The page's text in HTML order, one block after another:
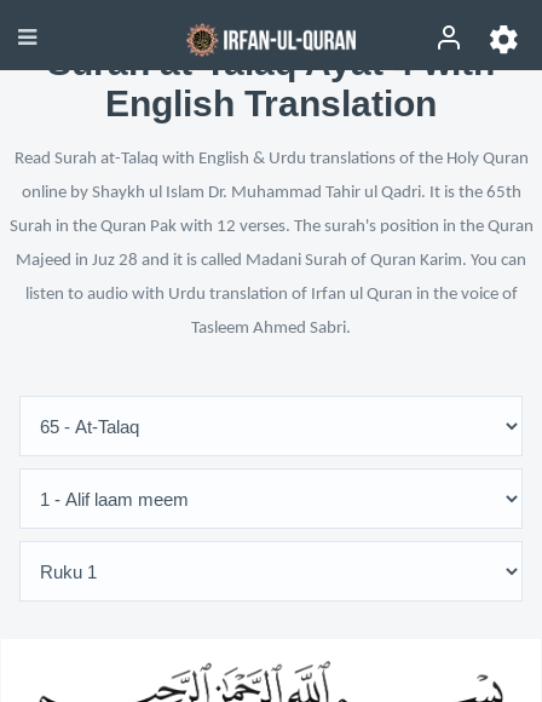
Surah at-Talaq Ayat 4 with
English Translation
Read Surah at-Talaq with English & Urdu translations of the Holy Quran
online by Shaykh ul Islam Dr. Muhammad Tahir ul Qadri. It is the 65th
Surah in the Quran Pak with 12 verses. The surah's position in the Quran
Majeed in Juz 28 and it is called Madani Surah of Quran Karim. You can
listen to audio with Urdu translation of Irfan ul Quran in the voice of
Tasleem Ahmed Sabri.